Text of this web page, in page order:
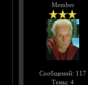
Member
Сообщений: 117
Темы: 4